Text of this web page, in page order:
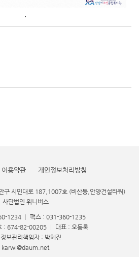
.
이용약관 개인정보처리방침
구 시민대로 187,1007호 (비산동,안양건설타워)
사단법인 위니버스
1234
팩스 : 031-360-1235
: 674-82-00205
대표 : 오동록
보관리책임자 : 박혜진
karwi@daum.net